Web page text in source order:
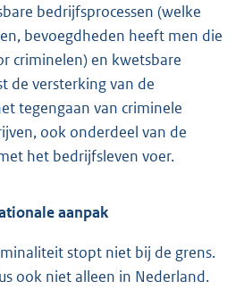
bedrijfsprocessen (welke
bevoegdheden heeft men die
criminelen) en kwetsbare
de versterking van de
tegengaan van criminele
ook onderdeel van de
het bedrijfsleven voer.
aanpak
stopt niet bij de grens.
ook niet alleen in Nederland.